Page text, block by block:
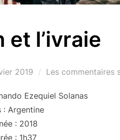
et l’ivraie
2019 Les commentaires
Ezequiel Solanas
: Argentine
: 2018
: 1h37